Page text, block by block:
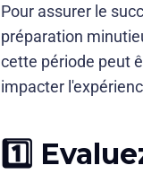
Pour assurer le
préparation
cette période peut
impacter
1️⃣